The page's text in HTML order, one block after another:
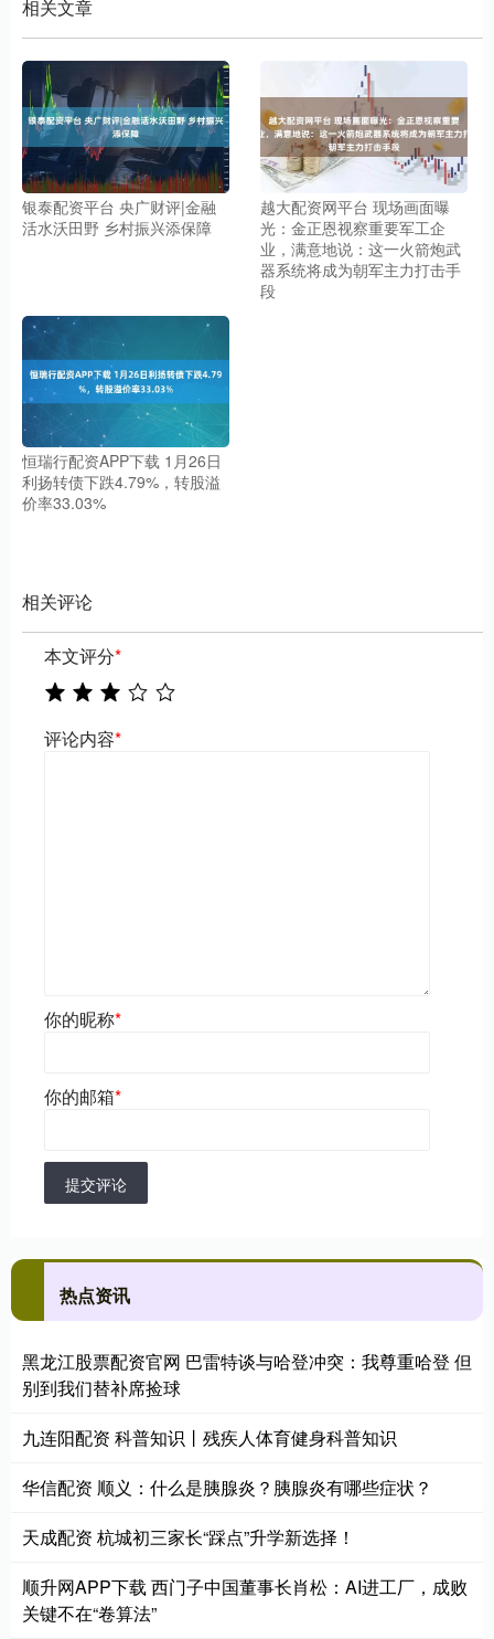
相关文章
银泰配资平台 央广财评|金融
活水沃田野 乡村振兴添保障
越大配资网平台 现场画面曝
光：金正恩视察重要军工企
业，满意地说：这一火箭炮武
器系统将成为朝军主力打击手
段
恒瑞行配资APP下载 1月26日
利扬转债下跌4.79%，转股溢
价率33.03%
相关评论
本文评分*
评论内容*
你的昵称*
你的邮箱*
提交评论
热点资讯
黑龙江股票配资官网 巴雷特谈与哈登冲突：我尊重哈登 但
别到我们替补席捡球
九连阳配资 科普知识丨残疾人体育健身科普知识
华信配资 顺义：什么是胰腺炎？胰腺炎有哪些症状？
天成配资 杭城初三家长“踩点”升学新选择！
顺升网APP下载 西门子中国董事长肖松：AI进工厂，成败
关键不在“卷算法”